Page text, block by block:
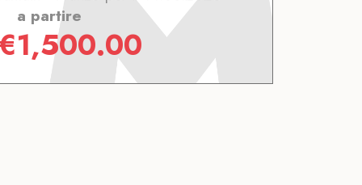
a partire
€1,500.00